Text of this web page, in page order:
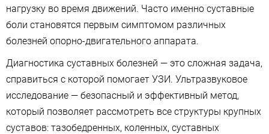
нагрузку во время движений. Часто именно суставные
боли становятся первым симптомом различных
болезней опорно-двигательного аппарата.
Диагностика суставных болезней — это сложная задача,
справиться с которой помогает УЗИ. Ультразвуковое
исследование — безопасный и эффективный метод,
который позволяет рассмотреть все структуры крупных
суставов: тазобедренных, коленных, суставных